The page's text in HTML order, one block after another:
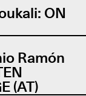
ON
Ramón
(AT)